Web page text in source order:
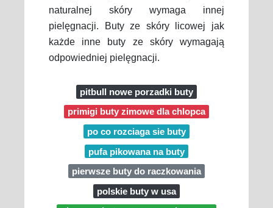
naturalnej skóry wymaga innej
pielęgnacji. Buty ze skóry licowej jak
każde inne buty ze skóry wymagają
odpowiedniej pielęgnacji.
pitbull nowe porzadki buty
primigi buty zimowe dla chlopca
po co rozciaga sie buty
pufa pikowana na buty
pierwsze buty do raczkowania
polskie buty w usa